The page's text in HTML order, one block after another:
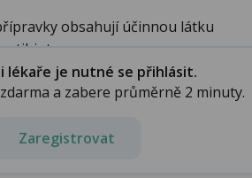
obsahují účinnou látku
lékaře je nutné se přihlásit.
a zabere průměrně 2 minuty.
Zaregistrovat